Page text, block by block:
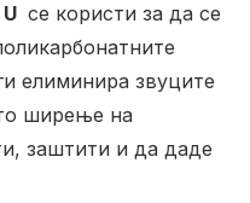
се користи за да се
елиминира звуците
ширење на
заштити и да даде